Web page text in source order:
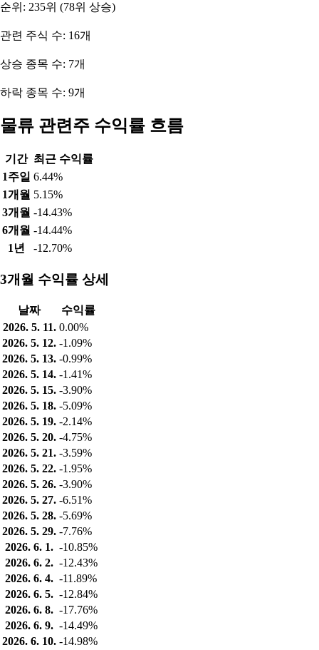
순위: 235위 (78위 상승)
관련 주식 수: 16개
상승 종목 수: 7개
하락 종목 수: 9개
물류 관련주 수익률 흐름
기간 최근 수익률
1주일 6.44%
1개월 5.15%
3개월 -14.43%
6개월 -14.44%
1년
-12.70%
3개월 수익률 상세
날짜
수익률
2026. 5. 11. 0.00%
2026. 5. 12. -1.09%
2026. 5. 13. -0.99%
2026. 5. 14. -1.41%
2026. 5. 15. -3.90%
2026. 5. 18. -5.09%
2026. 5. 19. -2.14%
2026. 5. 20. -4.75%
2026. 5. 21. -3.59%
2026. 5. 22. -1.95%
2026. 5. 26. -3.90%
2026. 5. 27. -6.51%
2026. 5. 28. -5.69%
2026. 5. 29. -7.76%
2026. 6. 1. -10.85%
2026. 6. 2. -12.43%
2026. 6. 4. -11.89%
2026. 6. 5. -12.84%
2026. 6. 8. -17.76%
2026. 6. 9. -14.49%
2026. 6. 10. -14.98%